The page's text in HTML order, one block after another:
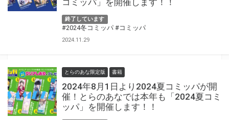
コミッパ」を開催します！！
終了しています
#2024冬コミッパ #コミッパ
2024.11.29
とらのあな限定版 書籍
2024年8月1日より2024夏コミッパが開
催！とらのあなでは本年も「2024夏コミ
ッパ」を開催します！！